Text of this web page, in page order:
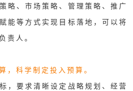
略、市场策略、管理策略、推广
能等方式实现目标落地，可以将
责人。
，科学制定投入预算。
，要求清晰设定战略规划、经营